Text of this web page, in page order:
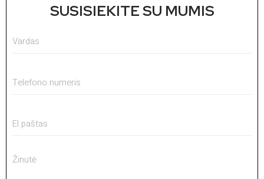
SUSISIEKITE SU MUMIS